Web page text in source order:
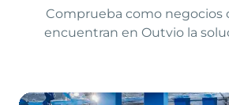
Comprueba como negocios
encuentran en Outvio la